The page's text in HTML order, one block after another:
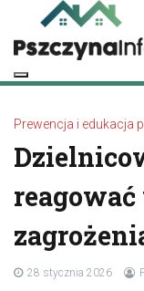
content
Twoje źródło
Prewencja i edukacja
28 stycznia 2026